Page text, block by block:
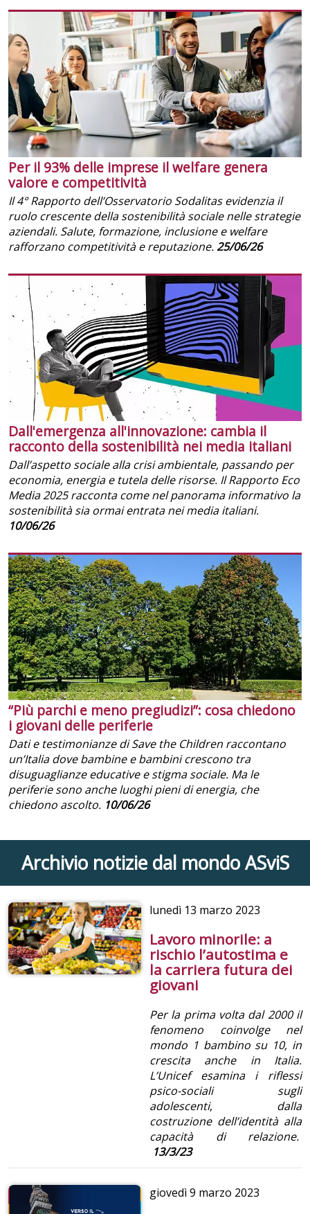
Per il 93% delle imprese il welfare genera
valore e competitività
Il 4° Rapporto dell’Osservatorio Sodalitas evidenzia il
ruolo crescente della sostenibilità sociale nelle strategie
aziendali. Salute, formazione, inclusione e welfare
rafforzano competitività e reputazione.25/06/26
Dall'emergenza all'innovazione: cambia il
racconto della sostenibilità nei media italiani
Dall’aspetto sociale alla crisi ambientale, passando per
economia, energia e tutela delle risorse. Il Rapporto Eco
Media 2025 racconta come nel panorama informativo la
sostenibilità sia ormai entrata nei media italiani.
10/06/26
“Più parchi e meno pregiudizi”: cosa chiedono
i giovani delle periferie
Dati e testimonianze di Save the Children raccontano
un’Italia dove bambine e bambini crescono tra
disuguaglianze educative e stigma sociale. Ma le
periferie sono anche luoghi pieni di energia, che
chiedono ascolto. 10/06/26
Archivio notizie dal mondo ASviS
lunedì 13 marzo 2023
Lavoro minorile: a
rischio l’autostima e
la carriera futura dei
giovani
Per la prima volta dal 2000 il
fenomeno coinvolge nel
mondo 1 bambino su 10, in
crescita anche in Italia.
L’Unicef esamina i riflessi
psico-sociali sugli
adolescenti, dalla
costruzione dell’identità alla
capacità di relazione.
13/3/23
giovedì9 marzo 2023